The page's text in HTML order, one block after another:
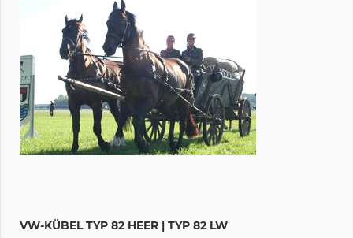
VW-KÜBEL TYP 82 HEER | TYP 82 LW